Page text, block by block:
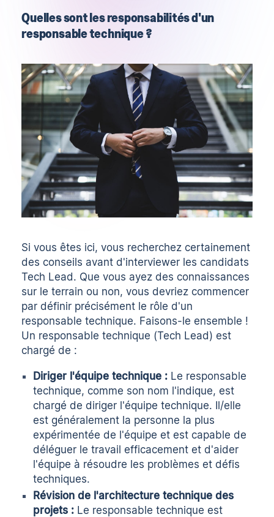
Quelles sont les responsabilités d'un
responsable technique ?
Si vous êtes ici, vous recherchez certainement
des conseils avant d'interviewer les candidats
Tech Lead. Que vous ayez des connaissances
sur le terrain ou non, vous devriez commencer
par définir précisément le rôle d'un
responsable technique. Faisons-le ensemble !
Un responsable technique (Tech Lead) est
chargé de :
Diriger l'équipe technique : Le responsable
technique, comme son nom l'indique, est
chargé de diriger l'équipe technique. Il/elle
est généralement la personne la plus
expérimentée de l'équipe et est capable de
déléguer le travail efficacement et d'aider
l'équipe à résoudre les problèmes et défis
techniques.
Révision de l'architecture technique des
projets : Le responsable technique est